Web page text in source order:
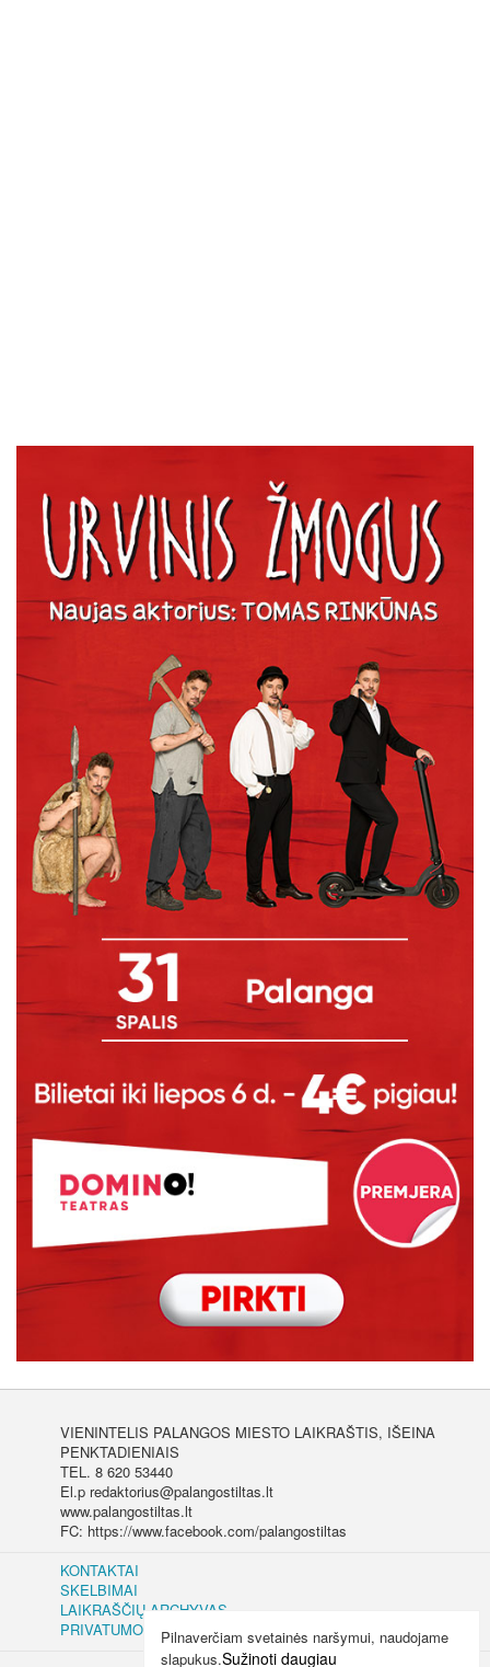
VIENINTELIS PALANGOS MIESTO LAIKRAŠTIS, IŠEINA
PENKTADIENIAIS
TEL. 8 620 53440
El.p redaktorius@palangostiltas.lt
www.palangostiltas.lt
FC: https://www.facebook.com/palangostiltas
KONTAKTAI
SKELBIMAI
LAIKRAŠČIŲ ARCHYVAS
PRIVATUMO IR SLAPUKŲ POLITIKA
Pilnaverčiam svetainės naršymui, naudojame
slapukus.Sužinoti daugiau